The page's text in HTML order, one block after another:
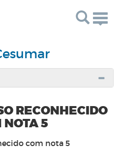
RECONHECIDO
NOTA 5